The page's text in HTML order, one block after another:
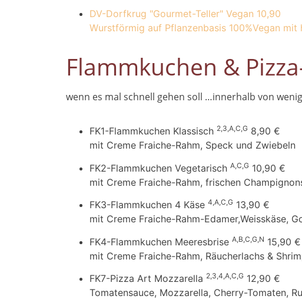
DV-Dorfkrug "Gourmet-Teller" Vegan 10,90
Wurstförmig auf Pflanzenbasis 100%Vegan
Flammkuchen &
wenn es mal schnell gehen soll …innerhalb von
FK1-Flammkuchen Klassisch 2,3,A,C,G 8,90 €
mit Creme Fraiche-Rahm, Speck und Zwiebeln
FK2-Flammkuchen Vegetarisch A,C,G 10,90 €
mit Creme Fraiche-Rahm, frischen
FK3-Flammkuchen 4 Käse 4,A,C,G 13,90 €
mit Creme Fraiche-Rahm-Edamer,Weisskäse,
FK4-Flammkuchen Meeresbrise A,B,C,G,N 15,90 €
mit Creme Fraiche-Rahm, Räucherlachs &
FK7-Pizza Art Mozzarella 2,3,4,A,C,G 12,90 €
Tomatensauce, Mozzarella, Cherry-Tomaten,